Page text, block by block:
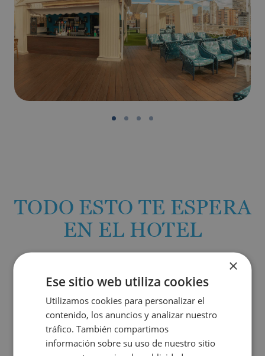
TODO ESTO TE ESPERA
EN EL HOTEL
Reserva ahora y Viaja al mejor precio
Mejor Precio Garantizado
×
Ese sitio web utiliza cookies
Utilizamos cookies para personalizar el
contenido, los anuncios y analizar nuestro
tráfico. También compartimos
información sobre su uso de nuestro sitio